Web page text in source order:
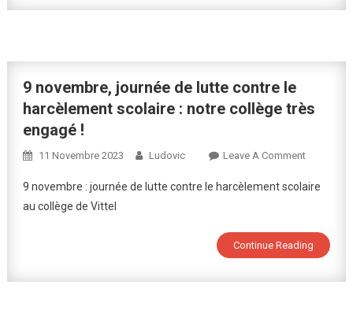
9 novembre, journée de lutte contre le
harcèlement scolaire : notre collège très
engagé !
11 Novembre 2023 Ludovic Leave A CommentOn
Lutte
9 novembre : journée de lutte contre le harcèlement scolaire
au collège de Vittel
Continue Reading